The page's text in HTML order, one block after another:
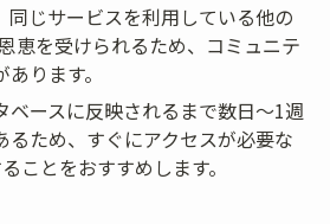
同じサービスを利用している他の
恵を受けられるため、コミュニテ
ります。
ベースに反映されるまで数日〜1週
るため、すぐにアクセスが必要な
ことをおすすめします。